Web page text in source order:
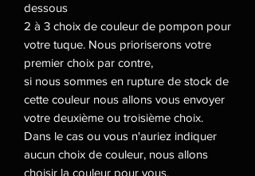
dessous
2 à 3 choix de couleur de pompon pour
votre tuque. Nous prioriserons votre
premier choix par contre,
si nous sommes en rupture de stock de
cette couleur nous allons vous envoyer
votre deuxième ou troisième choix.
Dans le cas ou vous n'auriez indiquer
aucun choix de couleur, nous allons
choisir la couleur pour vous.